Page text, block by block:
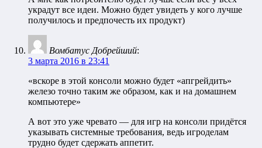
украдут все идеи. Можно будет увидеть у кого лучше
получилось и предпочесть их продукт)
Вомбатус Добрейший:
3 марта 2016 в 23:41
«вскоре в этой консоли можно будет «апгрейдить»
железо точно таким же образом, как и на домашнем
компьютере»
А вот это уже чревато — для игр на консоли придётся
указывать системные требования, ведь игроделам
трудно будет сдержать аппетит.